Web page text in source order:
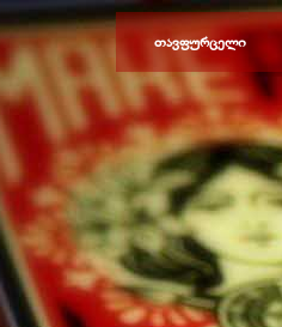
Перейти к контенту
თავფურცელი